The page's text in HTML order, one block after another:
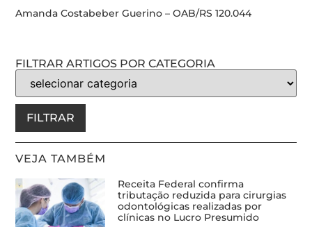
Amanda Costabeber Guerino – OAB/RS 120.044
FILTRAR ARTIGOS POR CATEGORIA
FILTRAR
VEJA TAMBÉM
Receita Federal confirma
tributação reduzida para cirurgias
odontológicas realizadas por
clínicas no Lucro Presumido